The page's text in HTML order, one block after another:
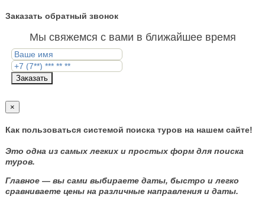
Заказать обратный звонок
Мы свяжемся с вами в ближайшее время
Заказать
×
Как пользоваться системой поиска туров на нашем сайте!
Это одна из самых легких и простых форм для поиска
туров.
Главное — вы сами выбираете даты, быстро и легко
сравниваете цены на различные направления и даты.